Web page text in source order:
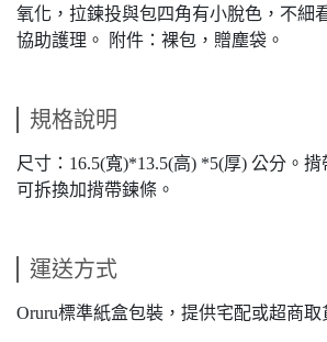
氧化，拉鍊投與包四角有小脫色，不細
協助護理。 附件：裸包，贈塵袋。
規格說明
尺寸：16.5(寬)*13.5(高) *5(厚) 公分。揹
可拆換加揹帶鍊條。
運送方式
Oruru標準紙盒包裝，提供宅配或超商取